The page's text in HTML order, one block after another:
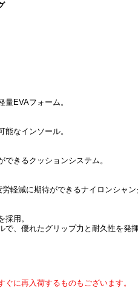
EVAフォーム。
なインソール。
きるクッションシステム。
軽減に期待ができるナイロンシャン
用。
、優れたグリップ力と耐久性を発揮
に再入荷するものもございます。